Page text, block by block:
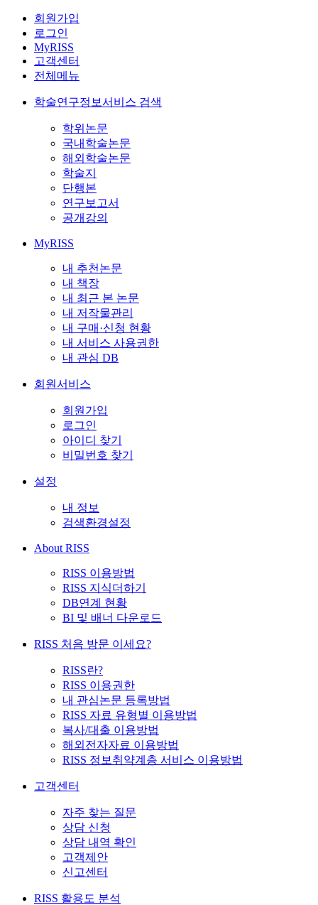
회원가입
로그인
MyRISS
고객센터
전체메뉴
학술연구정보서비스 검색
학위논문
국내학술논문
해외학술논문
학술지
단행본
연구보고서
공개강의
MyRISS
내 추천논문
내 책장
내 최근 본 논문
내 저작물관리
내 구매·신청 현황
내 서비스 사용권한
내 관심 DB
회원서비스
회원가입
로그인
아이디 찾기
비밀번호 찾기
설정
내 정보
검색환경설정
About RISS
RISS 이용방법
RISS 지식더하기
DB연계 현황
BI 및 배너 다운로드
RISS 처음 방문 이세요?
RISS란?
RISS 이용권한
내 관심논문 등록방법
RISS 자료 유형별 이용방법
복사/대출 이용방법
해외전자자료 이용방법
RISS 정보취약계층 서비스 이용방법
고객센터
자주 찾는 질문
상담 신청
상담 내역 확인
고객제안
신고센터
RISS 활용도 분석